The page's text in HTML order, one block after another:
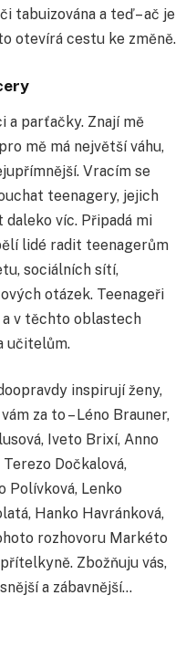
tabuizována a teď – ač je
otevírá cestu ke změně.
a parťačky. Znají mě
mě má největší váhu,
Vracím se
teenagery, jejich
víc. Připadá mi
lidé radit teenagerům
sociálních sítí,
otázek. Teenageři
v těchto oblastech
učitelům.
inspirují ženy,
za to – Léno Brauner,
Iveto Brixí, Anno
Dočkalová,
Polívková, Lenko
Hanko Havránková,
rozhovoru Markéto
Zbožňuju vás,
a zábavnější…